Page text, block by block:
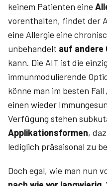
keinem Patienten eine
vorenthalten, findet der
eine ­Allergie eine
unbehandelt auf andere
kann. Die AIT ist die
immunmodulierende
könne man im besten
einen wieder
Verfügung stehen
Applikationsformen,
lediglich präsaisonal zu
Doch egal, wie man nun